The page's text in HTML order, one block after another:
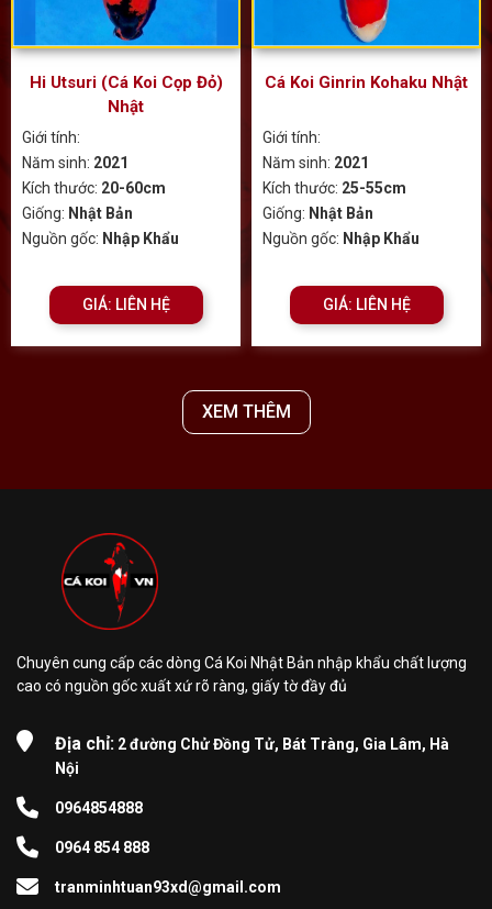
Hi Utsuri (Cá Koi Cọp Đỏ)
Nhật
Giới tính:
Năm sinh: 2021
Kích thước: 20-60cm
Giống: Nhật Bản
Nguồn gốc: Nhập Khẩu
GIÁ: LIÊN HỆ
Cá Koi Ginrin Kohaku Nhật
Giới tính:
Năm sinh: 2021
Kích thước: 25-55cm
Giống: Nhật Bản
Nguồn gốc: Nhập Khẩu
GIÁ: LIÊN HỆ
XEM THÊM
Chuyên cung cấp các dòng Cá Koi Nhật Bản nhập khẩu chất lượng
cao có nguồn gốc xuất xứ rõ ràng, giấy tờ đầy đủ
Địa chỉ: 2 đường Chử Đồng Tử, Bát Tràng, Gia Lâm, Hà
Nội
0964854888
0964 854 888
tranminhtuan93xd@gmail.com